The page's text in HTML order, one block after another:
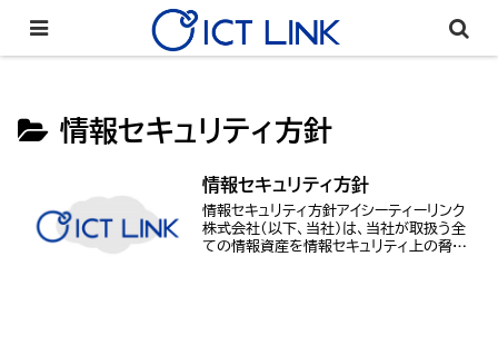
情報セキュリティ方針
情報セキュリティ方針
情報セキュリティ方針アイシーティーリンク
株式会社（以下、当社）は、当社が取扱う全
ての情報資産を情報セキュリティ上の脅威